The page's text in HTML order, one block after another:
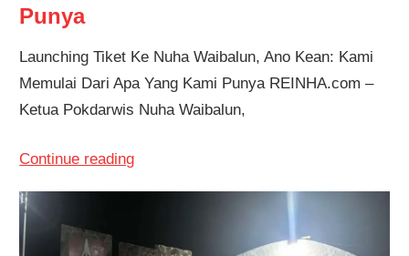
Punya
Launching Tiket Ke Nuha Waibalun, Ano Kean: Kami
Memulai Dari Apa Yang Kami Punya REINHA.com –
Ketua Pokdarwis Nuha Waibalun,
Continue reading